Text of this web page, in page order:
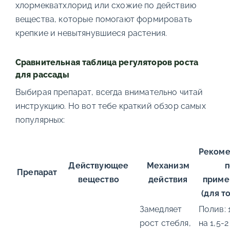
хлормекватхлорид или схожие по действию
вещества, которые помогают формировать
крепкие и невытянувшиеся растения.
Сравнительная таблица регуляторов роста
для рассады
Выбирая препарат, всегда внимательно читай
инструкцию. Но вот тебе краткий обзор самых
популярных:
Препарат
Действующее
вещество
Механизм
действия
(для
Замедляет
рост стебля,
Полив:
на 1,5-